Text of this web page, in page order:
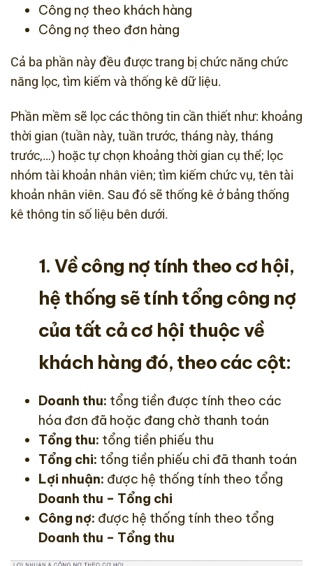
Công nợ theo khách hàng
Công nợ theo đơn hàng
Cả ba phần này đều được trang bị chức năng chức
năng lọc, tìm kiếm và thống kê dữ liệu.
Phần mềm sẽ lọc các thông tin cần thiết như: khoảng
thời gian (tuần này, tuần trước, tháng này, tháng
trước,…) hoặc tự chọn khoảng thời gian cụ thể; lọc
nhóm tài khoản nhân viên; tìm kiếm chức vụ, tên tài
khoản nhân viên. Sau đó sẽ thống kê ở bảng thống
kê thông tin số liệu bên dưới.
1. Về công nợ tính theo cơ hội,
hệ thống sẽ tính tổng công nợ
của tất cả cơ hội thuộc về
khách hàng đó, theo các cột:
Doanh thu: tổng tiền được tính theo các
hóa đơn đã hoặc đang chờ thanh toán
Tổng thu: tổng tiền phiếu thu
Tổng chi: tổng tiền phiếu chi đã thanh toán
Lợi nhuận: được hệ thống tính theo tổng
Doanh thu – Tổng chi
Công nợ: được hệ thống tính theo tổng
Doanh thu – Tổng thu